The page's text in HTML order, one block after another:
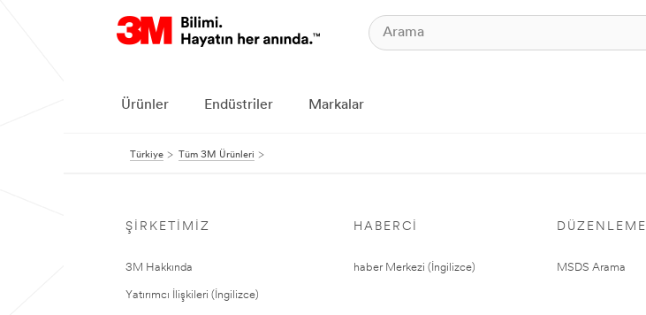
Ürünler Endüstriler Markalar
Türkiye Tüm 3M Ürünleri
ŞIRKETIMIZ
3M Hakkında
Yatırımcı İlişkileri (İngilizce)
HABERCI
haber Merkezi (İngilizce)
DÜZENLEME
MSDS Arama